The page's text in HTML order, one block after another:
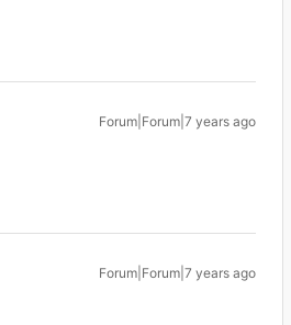
Forum|Forum|7 years ago
Forum|Forum|7 years ago